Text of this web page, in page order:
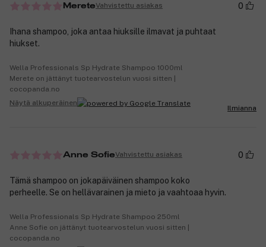
MereteVahvistettu asiakas 0
Ihana shampoo, joka antaa hiuksille ilmavat ja puhtaat
hiukset.
Wella Professionals Sp Hydrate Shampoo 1000ml
Merete on jättänyt tuotearvostelun vuosi sitten |
cocopanda.no
Näytä alkuperäinen
Ilmianna
Anne SofieVahvistettu asiakas 0
Tämä shampoo on jokapäiväinen shampoo koko
perheelle. Se on hellävarainen ja mieto ja vaahtoaa hyvin.
Wella Professionals Sp Hydrate Shampoo 250ml
Anne Sofie on jättänyt tuotearvostelun vuosi sitten |
cocopanda.no